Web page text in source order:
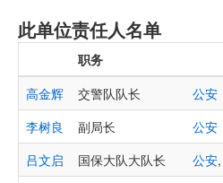
此单位责任人名单
职务
高金辉
交警队队长
公安
李树良
副局长 公安
吕文启
国保大队大队长 公安,